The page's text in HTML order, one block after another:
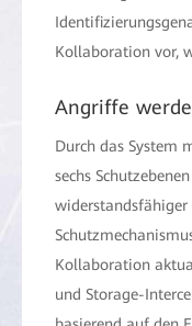
Kollaboration vor,
Angriffe
Durch das System
sechs
Kollaboration
und Storage-